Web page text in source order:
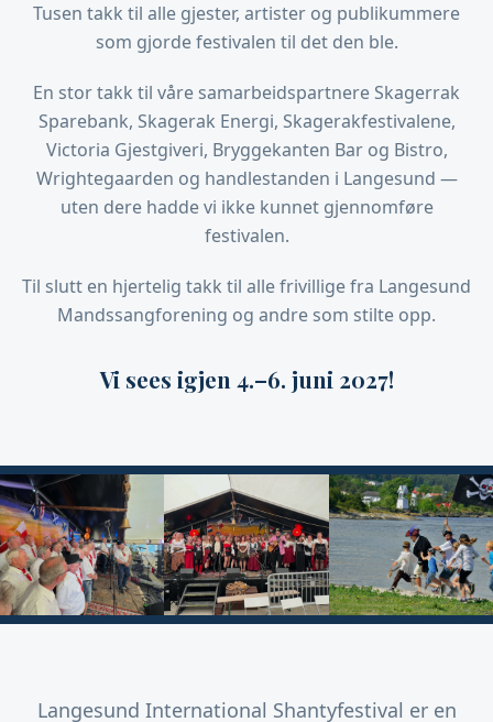
Tusen takk til alle gjester, artister og publikummere
som gjorde festivalen til det den ble.
En stor takk til våre samarbeidspartnere Skagerrak
Sparebank, Skagerak Energi, Skagerakfestivalene,
Victoria Gjestgiveri, Bryggekanten Bar og Bistro,
Wrightegaarden og handlestanden i Langesund —
uten dere hadde vi ikke kunnet gjennomføre
festivalen.
Til slutt en hjertelig takk til alle frivillige fra Langesund
Mandssangforening og andre som stilte opp.
Vi sees igjen 4.–6. juni 2027!
Langesund International Shantyfestival er en